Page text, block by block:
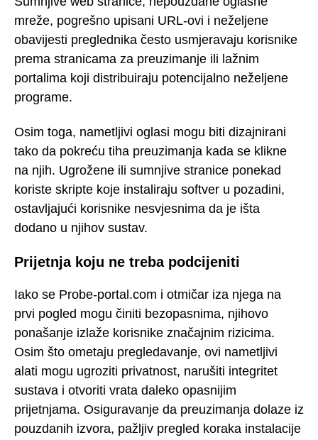
mreže, pogrešno upisani URL-ovi i neželjene
obavijesti preglednika često usmjeravaju korisnike
prema stranicama za preuzimanje ili lažnim
portalima koji distribuiraju potencijalno neželjene
programe.
Osim toga, nametljivi oglasi mogu biti dizajnirani
tako da pokreću tiha preuzimanja kada se klikne
na njih. Ugrožene ili sumnjive stranice ponekad
koriste skripte koje instaliraju softver u pozadini,
ostavljajući korisnike nesvjesnima da je išta
dodano u njihov sustav.
Prijetnja koju ne treba podcijeniti
Iako se Probe-portal.com i otmičar iza njega na
prvi pogled mogu činiti bezopasnima, njihovo
ponašanje izlaže korisnike značajnim rizicima.
Osim što ometaju pregledavanje, ovi nametljivi
alati mogu ugroziti privatnost, narušiti integritet
sustava i otvoriti vrata daleko opasnijim
prijetnjama. Osiguravanje da preuzimanja dolaze iz
pouzdanih izvora, pažljiv pregled koraka instalacije